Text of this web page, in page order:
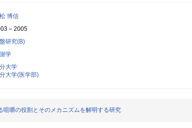
博信
– 2005
研究(B)
学
大学
大学(医学部)
咀嚼の役割とそのメカニズムを解明する研究